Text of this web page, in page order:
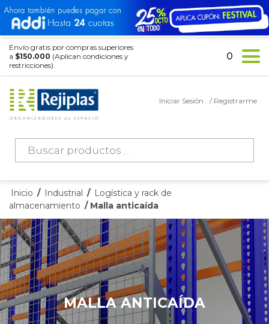
Envío gratis por compras superiores
a $150.000 (Aplican condiciones y
restricciones).
Búsqueda
productos
Iniciar Sesión / Registrarme
0
Inicio / Industrial / Logística y rack de
almacenamiento / Malla anticaída
MALLA ANTICAÍDA